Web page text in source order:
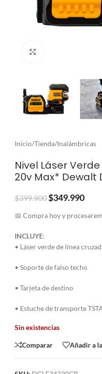
Inicio/Tienda/Inalámbricas
Nivel Láser
20v Max* Dewalt
$399.900$349.990
📅 Compra hoy y
INCLUYE:
• Láser verde de línea
• Soporte de falso techo
• Tarjeta de destino
• Estuche de transporte
Sin existencias
Comparar Añadir a